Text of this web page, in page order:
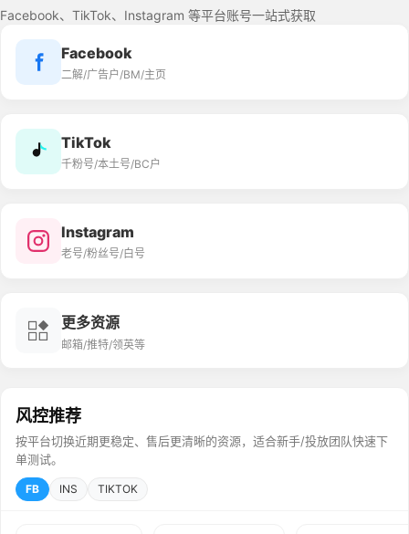
Facebook、TikTok、Instagram 等平台账号一站式获取
Facebook
二解/广告户/BM/主页
TikTok
千粉号/本土号/BC户
Instagram
老号/粉丝号/白号
更多资源
邮箱/推特/领英等
风控推荐
按平台切换近期更稳定、售后更清晰的资源，适合新手/投放团队快速下
单测试。
FB INS TIKTOK